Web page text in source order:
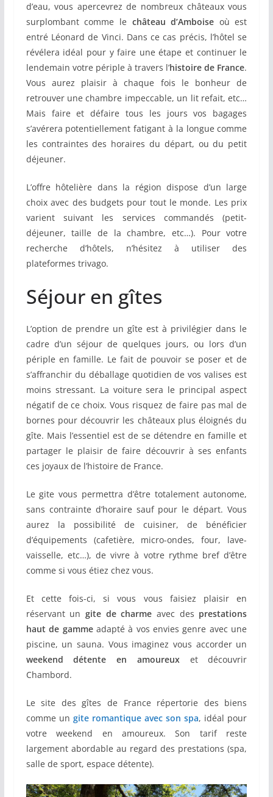
d’eau, vous apercevrez de nombreux châteaux vous
surplombant comme le château d’Amboise où est
entré Léonard de Vinci. Dans ce cas précis, l’hôtel se
révélera idéal pour y faire une étape et continuer le
lendemain votre périple à travers l’histoire de France.
Vous aurez plaisir à chaque fois le bonheur de
retrouver une chambre impeccable, un lit refait, etc…
Mais faire et défaire tous les jours vos bagages
s’avérera potentiellement fatigant à la longue comme
les contraintes des horaires du départ, ou du petit
déjeuner.
L’offre hôtelière dans la région dispose d’un large
choix avec des budgets pour tout le monde. Les prix
varient suivant les services commandés (petit-
déjeuner, taille de la chambre, etc…). Pour votre
recherche d’hôtels, n’hésitez à utiliser des
plateformes trivago.
Séjour en gîtes
L’option de prendre un gîte est à privilégier dans le
cadre d’un séjour de quelques jours, ou lors d’un
périple en famille. Le fait de pouvoir se poser et de
s’affranchir du déballage quotidien de vos valises est
moins stressant. La voiture sera le principal aspect
négatif de ce choix. Vous risquez de faire pas mal de
bornes pour découvrir les châteaux plus éloignés du
gîte. Mais l’essentiel est de se détendre en famille et
partager le plaisir de faire découvrir à ses enfants
ces joyaux de l’histoire de France.
Le gite vous permettra d’être totalement autonome,
sans contrainte d’horaire sauf pour le départ. Vous
aurez la possibilité de cuisiner, de bénéficier
d’équipements (cafetière, micro-ondes, four, lave-
vaisselle, etc…), de vivre à votre rythme bref d’être
comme si vous étiez chez vous.
Et cette fois-ci, si vous vous faisiez plaisir en
réservant ungite de charme avec des prestations
haut de gammeadapté à vos envies genre avec une
piscine, un sauna. Vous imaginez vous accorder un
weekend détente en amoureuxet découvrir
Chambord.
Le site des gîtes de France répertorie des biens
comme un gite romantique avec son spa, idéal pour
votre weekend en amoureux. Son tarif reste
largement abordable au regard des prestations (spa,
salle de sport, espace détente).